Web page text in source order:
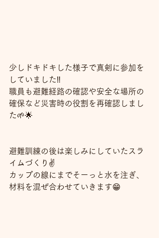
少しドキドキした様子で真剣に参加を
していました‼️
職員も避難経路の確認や安全な場所の
確保など災害時の役割を再確認しまし
た🌱🌟
避難訓練の後は楽しみにしていたスラ
イムづくり✌️
カップの線にまでそーっと水を注ぎ、
材料を混ぜ合わせていきます😁